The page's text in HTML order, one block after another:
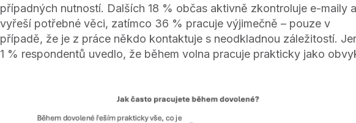
případných nutností. Dalších 18 % občas aktivně zkontroluje e-maily a
vyřeší potřebné věci, zatímco 36 % pracuje výjimečně – pouze v
případě, že je z práce někdo kontaktuje s neodkladnou záležitostí.
1 % respondentů uvedlo, že během volna pracuje prakticky jako